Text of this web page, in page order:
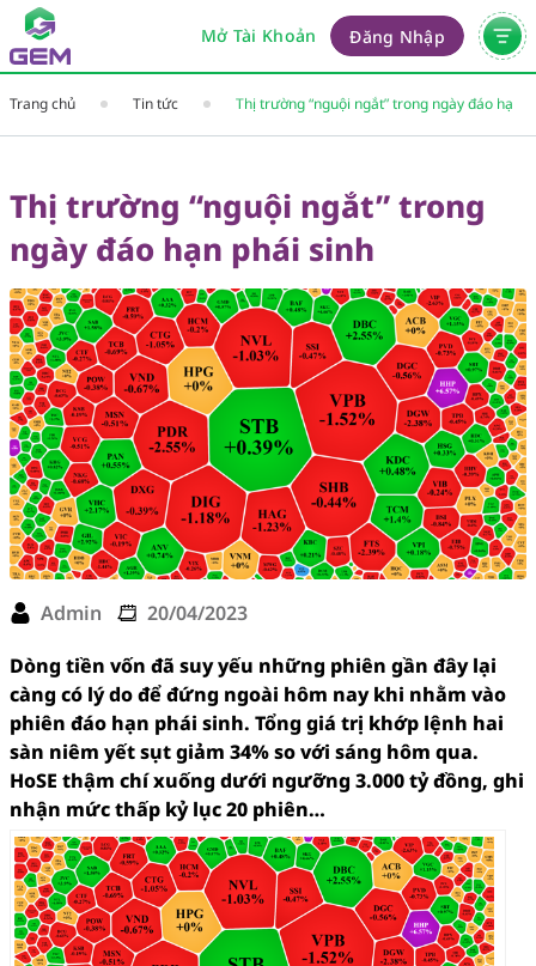
Mở Tài Khoản Đăng Nhập
Trang chủ Tin tức
Thị trường “nguội ngắt” trong ngày đáo hạn
Thị trường “nguội ngắt” trong
ngày đáo hạn phái sinh
Admin
20/04/2023
Dòng tiền vốn đã suy yếu những phiên gần đây lại
càng có lý do để đứng ngoài hôm nay khi nhằm vào
phiên đáo hạn phái sinh. Tổng giá trị khớp lệnh hai
sàn niêm yết sụt giảm 34% so với sáng hôm qua.
HoSE thậm chí xuống dưới ngưỡng 3.000 tỷ đồng, ghi
nhận mức thấp kỷ lục 20 phiên…